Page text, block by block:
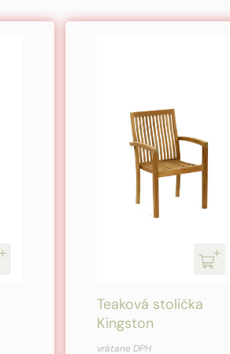
Teaková stolička
Kingston
Pôvodná
Aktuálna
vrátane DPH